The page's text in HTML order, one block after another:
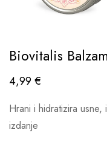
Biovitalis
4,99 €
Hrani i hidratizira usne,
izdanje